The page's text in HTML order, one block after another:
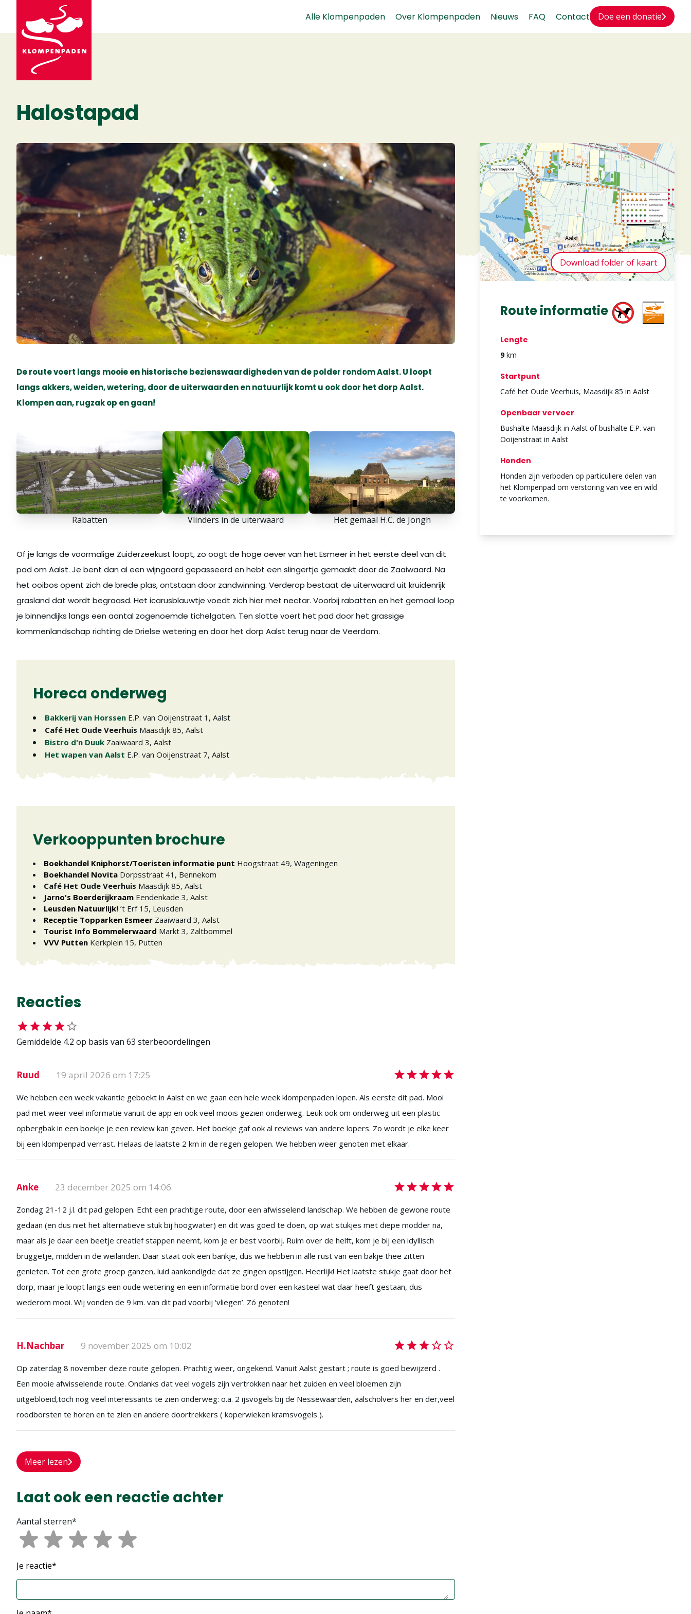
Alle Klompenpaden Over Klompenpaden Nieuws FAQ Contact Doe een donatie
Halostapad
De route voert langs mooie en historische bezienswaardigheden van de polder rondom Aalst. U loopt
langs akkers, weiden, wetering, door de uiterwaarden en natuurlijk komt u ook door het dorp Aalst.
Klompen aan, rugzak op en gaan!
Rabatten Vlinders in de uiterwaard Het gemaal H.C. de Jongh
Of je langs de voormalige Zuiderzeekust loopt, zo oogt de hoge oever van het Esmeer in het eerste deel van dit
pad om Aalst. Je bent dan al een wijngaard gepasseerd en hebt een slingertje gemaakt door de Zaaiwaard. Na
het ooibos opent zich de brede plas, ontstaan door zandwinning. Verderop bestaat de uiterwaard uit kruidenrijk
grasland dat wordt begraasd. Het icarusblauwtje voedt zich hier met nectar. Voorbij rabatten en het gemaal loop
je binnendijks langs een aantal zogenoemde tichelgaten. Ten slotte voert het pad door het grassige
kommenlandschap richting de Drielse wetering en door het dorp Aalst terug naar de Veerdam.
Horeca onderweg
Bakkerij van Horssen E.P. van Ooijenstraat 1 , Aalst
Café Het Oude Veerhuis Maasdijk 85, Aalst
Bistro d'n Duuk Zaaiwaard 3, Aalst
Het wapen van Aalst E.P. van Ooijenstraat 7, Aalst
Verkooppunten brochure
Boekhandel Kniphorst/Toeristen informatie punt Hoogstraat 49, Wageningen
Boekhandel Novita Dorpsstraat 41 , Bennekom
Café Het Oude Veerhuis Maasdijk 85, Aalst
Jarno's Boerderijkraam Eendenkade 3, Aalst
Leusden Natuurlijk! ’t Erf 15, Leusden
Receptie Topparken Esmeer Zaaiwaard 3, Aalst
Tourist Info Bommelerwaard Markt 3, Zaltbommel
VVV Putten Kerkplein 15, Putten
Reacties
Gemiddelde 4.2 op basis van 63 sterbeoordelingen
Ruud 19 april 2026 om 17:25
We hebben een week vakantie geboekt in Aalst en we gaan een hele week klompenpaden lopen. Als eerste dit pad. Mooi
pad met weer veel informatie vanuit de app en ook veel moois gezien onderweg. Leuk ook om onderweg uit een plastic
opbergbak in een boekje je een review kan geven. Het boekje gaf ook al reviews van andere lopers. Zo wordt je elke keer
bij een klompenpad verrast. Helaas de laatste 2 km in de regen gelopen. We hebben weer genoten met elkaar.
Anke 23 december 2025 om 14:06
Zondag 21-12 j.l. dit pad gelopen. Echt een prachtige route, door een afwisselend landschap. We hebben de gewone route
gedaan (en dus niet het alternatieve stuk bij hoogwater) en dit was goed te doen, op wat stukjes met diepe modder na,
maar als je daar een beetje creatief stappen neemt, kom je er best voorbij. Ruim over de helft, kom je bij een idyllisch
bruggetje, midden in de weilanden. Daar staat ook een bankje, dus we hebben in alle rust van een bakje thee zitten
genieten. Tot een grote groep ganzen, luid aankondigde dat ze gingen opstijgen. Heerlijk! Het laatste stukje gaat door het
dorp, maar je loopt langs een oude wetering en een informatie bord over een kasteel wat daar heeft gestaan, dus
wederom mooi. Wij vonden de 9 km. van dit pad voorbij ‘vliegen’. Zó genoten!
H.Nachbar 9 november 2025 om 10:02
Op zaterdag 8 november deze route gelopen. Prachtig weer, ongekend. Vanuit Aalst gestart ; route is goed bewijzerd .
Een mooie afwisselende route. Ondanks dat veel vogels zijn vertrokken naar het zuiden en veel bloemen zijn
uitgebloeid,toch nog veel interessants te zien onderweg: o.a. 2 ijsvogels bij de Nessewaarden, aalscholvers her en der,veel
roodborsten te horen en te zien en andere doortrekkers ( koperwieken kramsvogels ).
Meer lezen
Laat ook een reactie achter
Aantal sterren*
Je reactie*
Download folder of kaart
Route informatie
Lengte
9km
Startpunt
Café het Oude Veerhuis, Maasdijk 85 in Aalst
Openbaar vervoer
Bushalte Maasdijk in Aalst of bushalte E.P. van
Ooijenstraat in Aalst
Honden
Honden zijn verboden op particuliere delen van
het Klompenpad om verstoring van vee en wild
te voorkomen.